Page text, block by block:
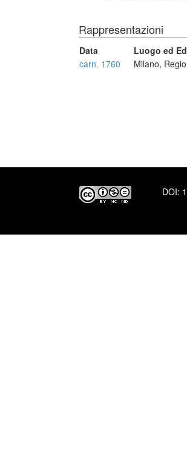
Rappresentazioni
Data Luogo ed
carn. 1760
Milano,
DOI: